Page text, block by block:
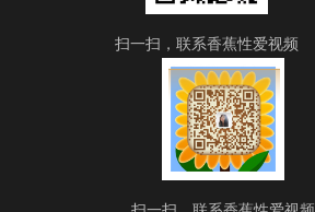
扫一扫，联系香蕉性爱视频